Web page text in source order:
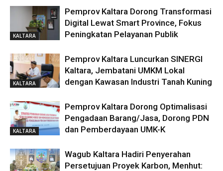
KALTARA
Pemprov Kaltara Dorong Transformasi
Digital Lewat Smart Province, Fokus
Peningkatan Pelayanan Publik
KALTARA
Pemprov Kaltara Luncurkan SINERGI
Kaltara, Jembatani UMKM Lokal
dengan Kawasan Industri Tanah Kuning
KALTARA
Pemprov Kaltara Dorong Optimalisasi
Pengadaan Barang/Jasa, Dorong PDN
dan Pemberdayaan UMK-K
Wagub Kaltara Hadiri Penyerahan
Persetujuan Proyek Karbon, Menhut: